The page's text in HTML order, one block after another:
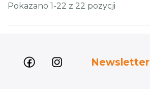
Pokazano 1-22 z 22 pozycji
Newsletter